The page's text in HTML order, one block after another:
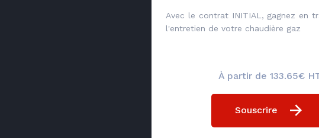
Avec le contrat INITIAL, gagnez en
l'entretien de votre chaudière gaz
À partir de 133.65€
Souscrire